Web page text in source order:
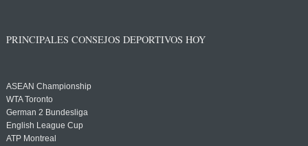
PRINCIPALES CONSEJOS DEPORTIVOS HOY
ASEAN Championship
WTA Toronto
German 2 Bundesliga
English League Cup
ATP Montreal